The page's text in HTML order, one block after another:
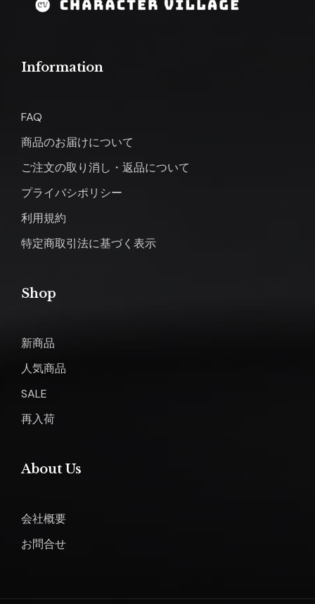
Information
FAQ
商品のお届けについて
ご注文の取り消し・返品について
プライバシポリシー
利用規約
特定商取引法に基づく表示
Shop
新商品
人気商品
SALE
再入荷
About Us
会社概要
お問合せ